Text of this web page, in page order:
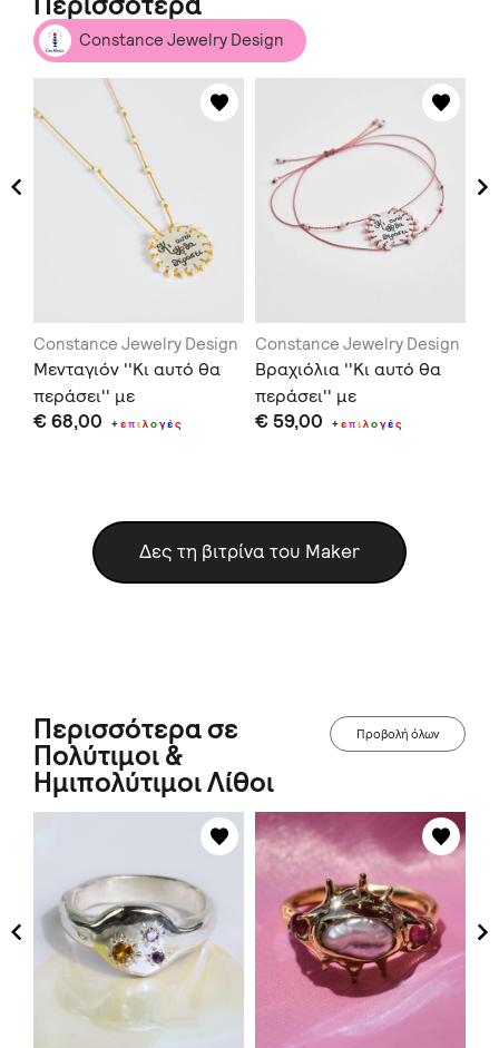
Constance Jewelry Design
Constance Jewelry Design
Μενταγιόν ''Κι αυτό θα
περάσει'' με
μαργαριτάρια
€ 68,00 +επιλογές
Constance Jewelry Design
Βραχιόλια ''Κι αυτό θα
περάσει'' με
μαργαριτάρια
€ 59,00 +επιλογές
Δες τη βιτρίνα του Maker
Περισσότερα σε
Πολύτιμοι &
Ημιπολύτιμοι Λίθοι
Προβολή όλων